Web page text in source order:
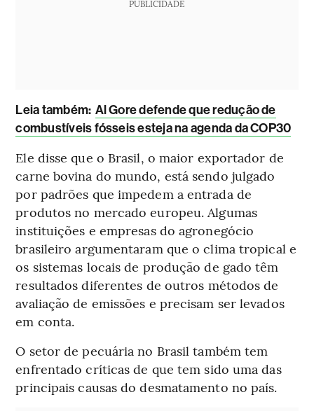
PUBLICIDADE
Leia também: Al Gore defende que redução de
combustíveis fósseis esteja na agenda da COP30
Ele disse que o Brasil, o maior exportador de
carne bovina do mundo, está sendo julgado
por padrões que impedem a entrada de
produtos no mercado europeu. Algumas
instituições e empresas do agronegócio
brasileiro argumentaram que o clima tropical e
os sistemas locais de produção de gado têm
resultados diferentes de outros métodos de
avaliação de emissões e precisam ser levados
em conta.
O setor de pecuária no Brasil também tem
enfrentado críticas de que tem sido uma das
principais causas do desmatamento no país.